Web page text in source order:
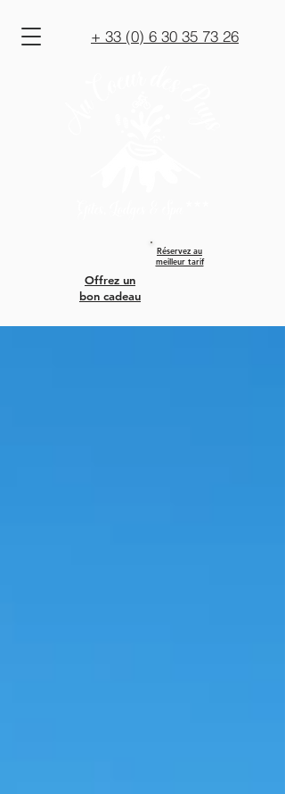
Réservez au
meilleur tarif
+ 33 (0) 6 30 35 73 26
Offrez un
bon cadeau